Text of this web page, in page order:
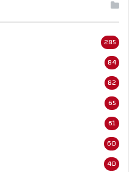
285
84
82
65
61
60
40